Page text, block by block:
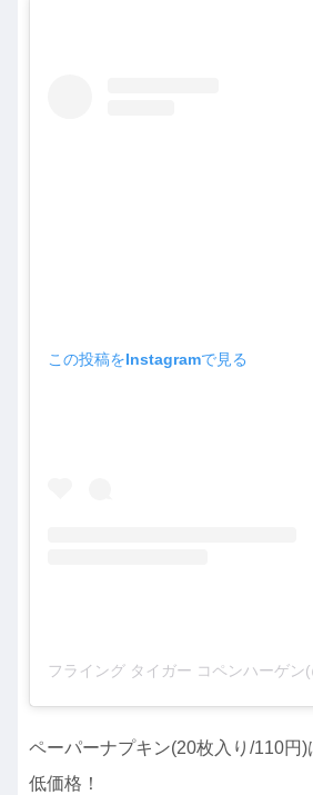
この投稿をInstagramで見る
ペーパーナプキン(20枚入り/110円)
低価格！